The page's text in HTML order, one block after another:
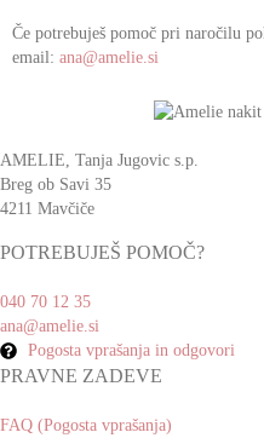
Če potrebuješ pomoč pri naročilu
email: ana@amelie.si
AMELIE, Tanja Jugovic s.p.
Breg ob Savi 35
4211 Mavčiče
POTREBUJEŠ POMOČ?
040 70 12 35
ana@amelie.si
Pogosta vprašanja in odgovori
PRAVNE ZADEVE
FAQ (Pogosta vprašanja)